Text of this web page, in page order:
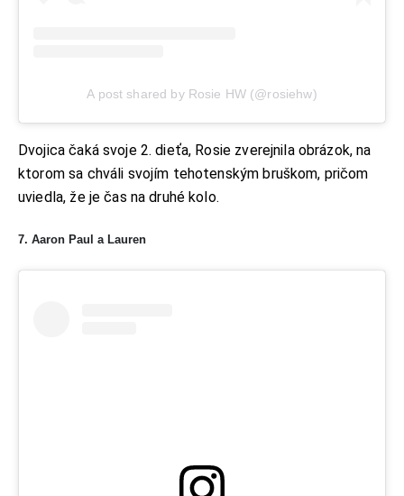
A post shared by Rosie HW (@rosiehw)
Dvojica čaká svoje 2. dieťa, Rosie zverejnila obrázok, na
ktorom sa chváli svojím tehotenským bruškom, pričom
uviedla, že je čas na druhé kolo.
7. Aaron Paul a Lauren